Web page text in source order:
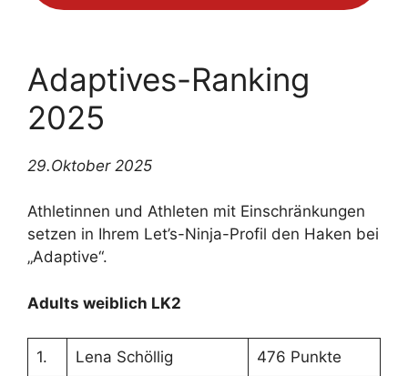
Adaptives-Ranking
2025
29.Oktober 2025
Athletinnen und Athleten mit Einschränkungen
setzen in Ihrem Let’s-Ninja-Profil den Haken bei
„Adaptive“.
Adults weiblich LK2
1. Lena Schöllig 476 Punkte